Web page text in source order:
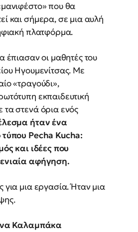
που θα
και σήμερα, σε μια αυλή
πλατφόρμα.
έπιασαν οι μαθητές του
Ηγουμενίτσας. Με
«τραγούδι»,
εκπαιδευτική
στενά όρια ενός
ήταν ένα
τύπου Pecha Kucha:
και ιδέες που
αφήγηση.
μια εργασία. Ήταν μια
Καλαμπάκα